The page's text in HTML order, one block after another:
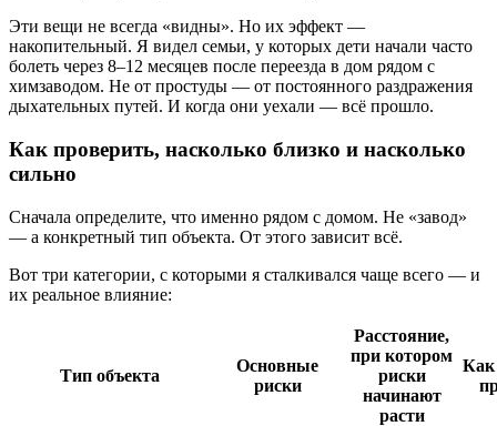
Эти вещи не всегда «видны». Но их эффект —
накопительный. Я видел семьи, у которых дети начали часто
болеть через 8–12 месяцев после переезда в дом рядом с
химзаводом. Не от простуды — от постоянного раздражения
дыхательных путей. И когда они уехали — всё прошло.
Как проверить, насколько близко и насколько
сильно
Сначала определите, что именно рядом с домом. Не «завод»
— а конкретный тип объекта. От этого зависит всё.
Вот три категории, с которыми я сталкивался чаще всего — и
их реальное влияние:
Тип объекта
Основные
риски
Расстояние,
при котором
риски
начинают
расти
Как